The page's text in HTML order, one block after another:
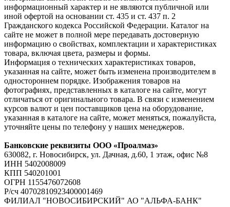
информационный характер и не являются публичной или
иной офертой на основании ст. 435 и ст. 437 п. 2
Гражданского кодекса Российской Федерации. Каталог на
сайте не может в полной мере передавать достоверную
информацию о свойствах, комплектации и характеристиках
товара, включая цвета, размеры и формы.
Информация о технических характеристиках товаров,
указанная на сайте, может быть изменена производителем в
одностороннем порядке. Изображения товаров на
фотографиях, представленных в каталоге на сайте, могут
отличаться от оригинального товара. В связи с изменением
курсов валют и цен поставщиков цена на оборудование,
указанная в каталоге на сайте, может меняться, пожалуйста,
уточняйте цены по телефону у наших менеджеров.
Банковские реквизиты ООО «Проалмаз»
630082, г. Новосибирск, ул. Дачная, д.60, 1 этаж, офис №8
ИНН 5402008009
КПП 540201001
ОГРН 1155476072608
Р/сч 40702810923400001469
ФИЛИАЛ "НОВОСИБИРСКИЙ" АО "АЛЬФА-БАНК"